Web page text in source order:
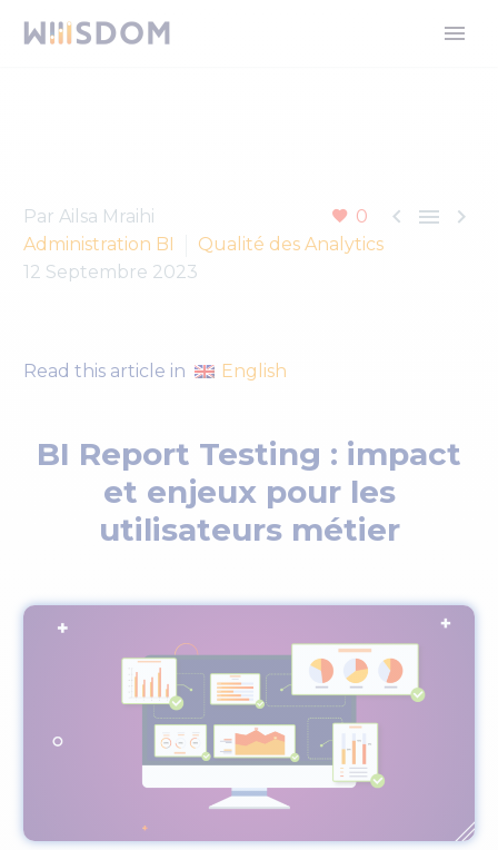
0   
Par Ailsa Mraihi
Administration BI
Qualité des Analytics
12 Septembre 2023
Read this article in English
BI Report Testing : impact
et enjeux pour les
utilisateurs métier